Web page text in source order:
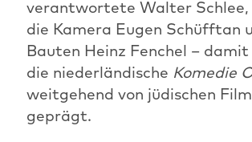
verantwortete Walter Schlee,
die Kamera Eugen Schüfftan
Bauten Heinz Fenchel –
die niederländische Komedie
weitgehend von jüdischen
geprägt.